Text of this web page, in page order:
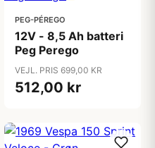
PEG-PÉREGO
12V - 8,5 Ah batteri
Peg Perego
VEJL. PRIS 699,00 KR
512,00 kr